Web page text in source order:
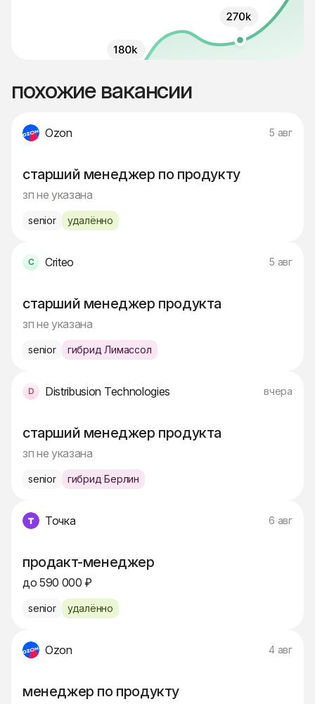
похожие вакансии
Ozon 5 авг
старший менеджер по продукту
зп не указана
senior удалённо
Criteo 5 авг
старший менеджер продукта
зп не указана
senior гибрид Лимассол
Distribusion Technologies вчера
старший менеджер продукта
зп не указана
senior гибрид Берлин
Точка 6 авг
продакт-менеджер
до 590 000 ₽
senior удалённо
Ozon 4 авг
менеджер по продукту